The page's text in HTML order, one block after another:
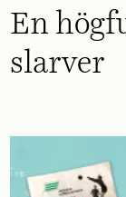
En
slarver